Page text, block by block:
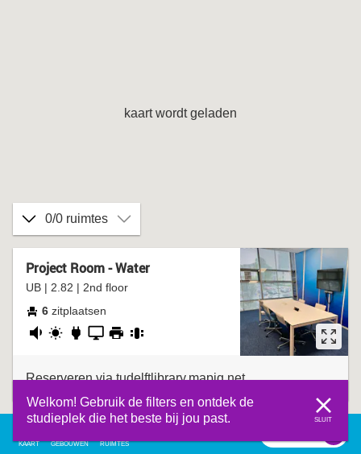
Welkom! Gebruik de filters en ontdek de
studieplek die het beste bij jou past.
SLUIT
0/0 ruimtes
Project Room - Water
UB | 2.82 | 2nd floor
6 zitplaatsen
redelijkdaglicht
stopcontact
presentatiescherm
printergroepstafel
Reserveren via tudelftlibrary.mapiq.net
kaart wordt geladen
KAART GEBOUWEN RUIMTES